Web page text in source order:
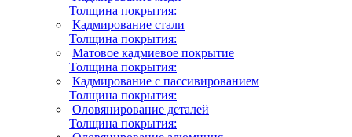
Толщина покрытия:
Кадмирование стали
Толщина покрытия:
Матовое кадмиевое покрытие
Толщина покрытия:
Кадмирование с пассивированием
Толщина покрытия:
Оловянирование деталей
Толщина покрытия: